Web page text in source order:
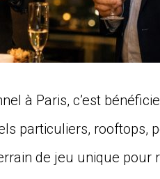
à Paris, c’est
particuliers, rooftops,
de jeu unique pour